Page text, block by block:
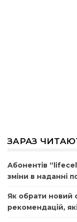
ЗАРАЗ
Абонентів
зміни в наданні
Як обрати новий
рекомендацій,